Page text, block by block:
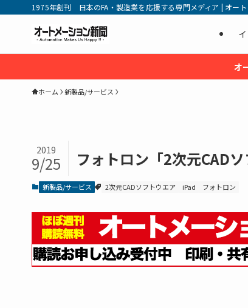
1975年創刊 日本のFA・製造業を応援する専門メディア | オー
オ
ホーム 新製品/サービス
フォトロン「2次元CAD
2019
9/25
新製品/サービス 2次元CADソフトウエア iPad フォトロン